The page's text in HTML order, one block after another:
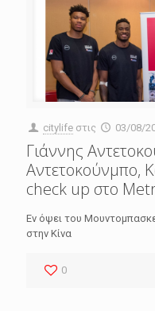
citylife στις 03/08/
Γιάννης
Αντετοκούνμπο,
check up στο
Εν όψει του
στην Κίνα
0